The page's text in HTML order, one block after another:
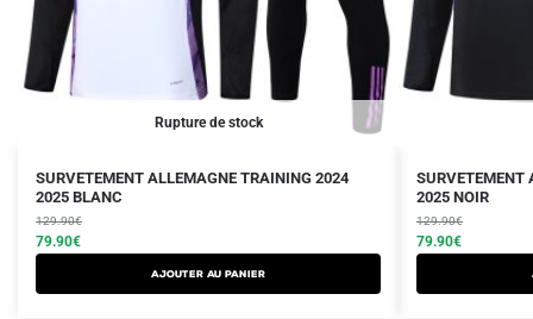
Rupture de stock
SURVETEMENT ALLEMAGNE TRAINING 2024
2025 BLANC
129.90€
Le
prix
initial
était :
79.90€
Le
prix
actuel
est :
AJOUTER AU PANIER
Ce
produit
a
plusieurs
variations.
SURVETEMENT
2025 NOIR
129.90€
Le
prix
initial
était :
79.90€
Le
prix
actuel
est :
Ce
produit
a
plusieurs
variations.